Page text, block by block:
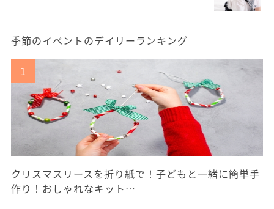
季節のイベントのデイリーランキング
クリスマスリースを折り紙で！子どもと一緒に簡単手
作り！おしゃれなキット…